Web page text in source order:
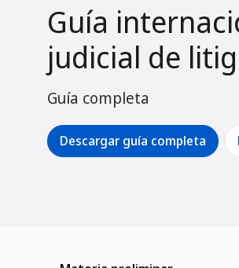
Guía
judicial de
Guía completa
Descargar guía completa